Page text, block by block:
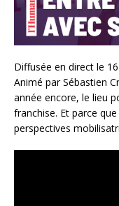
Diffusée en direct le
Animé par Sébastien
année encore, le lieu
franchise. Et parce
perspectives